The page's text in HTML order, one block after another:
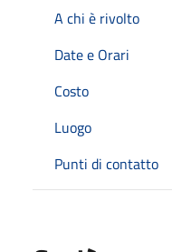
A chi è rivolto
Date e Orari
Costo
Luogo
Punti di contatto